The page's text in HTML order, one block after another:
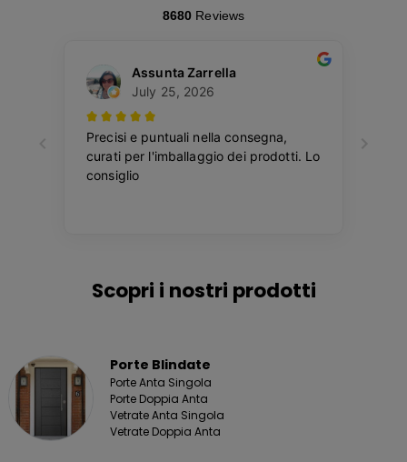
Scopri i nostri prodotti
Porte Blindate
Porte Anta Singola
Porte Doppia Anta
Vetrate Anta Singola
Vetrate Doppia Anta